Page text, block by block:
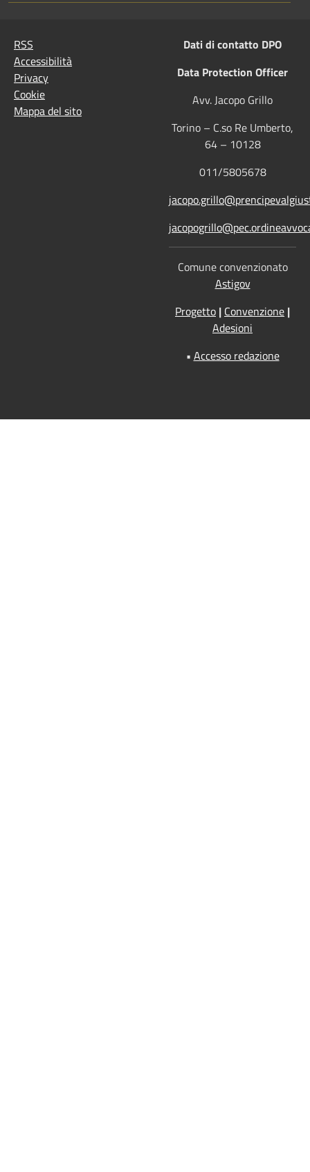
RSS
Accessibilità
Privacy
Cookie
Mappa del sito
Dati di contatto DPO
Data Protection Officer
Avv. Jacopo Grillo
Torino – C.so Re Umberto,
64 – 10128
011/5805678
Comune convenzionato
Astigov
Progetto | Convenzione |
Adesioni
• Accesso redazione